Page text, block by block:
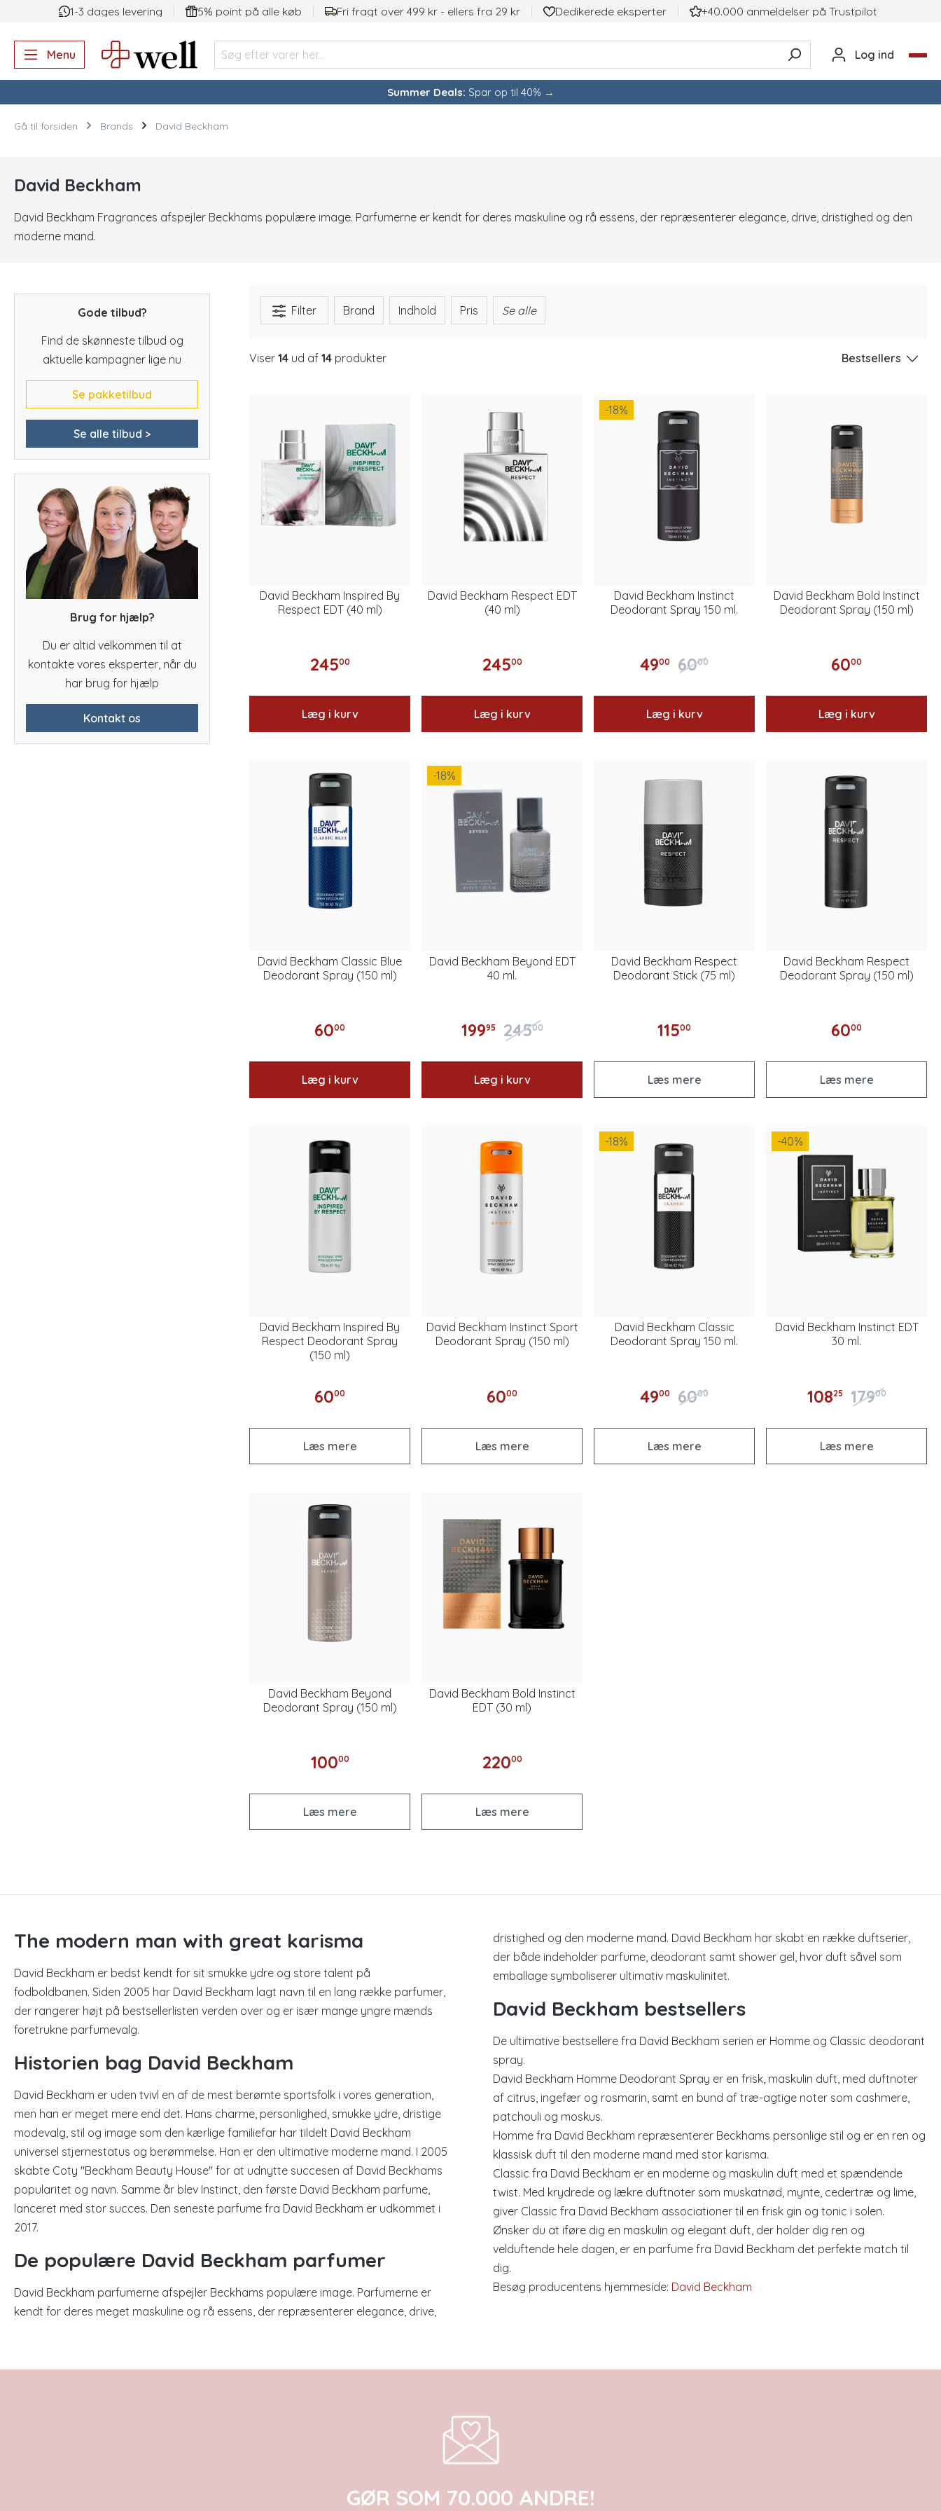
Gå til hovednavigation
1-3 dages levering 5% point på alle køb Fri fragt over 499 kr - ellers fra 29 kr Dedikerede eksperter +40.000 anmeldelser på TrustpiIot
Menu Log ind
Summer Deals: Spar op til 40% →
Gå til forsiden Brands David Beckham
David Beckham
David Beckham Fragrances afspejler Beckhams populære image. Parfumerne er kendt for deres maskuline og rå essens, der repræsenterer elegance, drive, dristighed og den
moderne mand.
Gode tilbud?
Find de skønneste tilbud og
aktuelle kampagner lige nu
Se pakketilbud
Se alle tilbud >
Brug for hjælp?
Du er altid velkommen til at
kontakte vores eksperter, når du
har brug for hjælp
Kontakt os
Filter Brand Indhold Pris Se alle
Viser 14 ud af 14 produkter Bestsellers
David Beckham Inspired By
Respect EDT (40 ml)
24500
Læg i kurv
David Beckham Respect EDT
(40 ml)
24500
Læg i kurv
-18%
David Beckham Instinct
Deodorant Spray 150 ml.
4900 6000
Læg i kurv
David Beckham Bold Instinct
Deodorant Spray (150 ml)
6000
Læg i kurv
David Beckham Classic Blue
Deodorant Spray (150 ml)
6000
Læg i kurv
-18%
David Beckham Beyond EDT
40 ml.
19995 24500
Læg i kurv
David Beckham Respect
Deodorant Stick (75 ml)
11500
Læs mere
David Beckham Respect
Deodorant Spray (150 ml)
6000
Læs mere
David Beckham Inspired By
Respect Deodorant Spray
(150 ml)
6000
Læs mere
David Beckham Instinct Sport
Deodorant Spray (150 ml)
6000
Læs mere
-18%
David Beckham Classic
Deodorant Spray 150 ml.
4900 6000
Læs mere
-40%
David Beckham Instinct EDT
30 ml.
10825 17900
Læs mere
David Beckham Beyond
Deodorant Spray (150 ml)
10000
Læs mere
David Beckham Bold Instinct
EDT (30 ml)
22000
Læs mere
The modern man with great karisma
David Beckham er bedst kendt for sit smukke ydre og store talent på
fodboldbanen. Siden 2005 har David Beckham lagt navn til en lang række parfumer,
der rangerer højt på bestsellerlisten verden over og er især mange yngre mænds
foretrukne parfumevalg.
Historien bag David Beckham
David Beckham er uden tvivl en af de mest berømte sportsfolk i vores generation,
men han er meget mere end det. Hans charme, personlighed, smukke ydre, dristige
modevalg, stil og image som den kærlige familiefar har tildelt David Beckham
universel stjernestatus og berømmelse. Han er den ultimative moderne mand. I 2005
skabte Coty "Beckham Beauty House" for at udnytte succesen af David Beckhams
popularitet og navn. Samme år blev Instinct, den første David Beckham parfume,
lanceret med stor succes. Den seneste parfume fra David Beckham er udkommet i
2017.
De populære David Beckham parfumer
David Beckham parfumerne afspejler Beckhams populære image. Parfumerne er
kendt for deres meget maskuline og rå essens, der repræsenterer elegance, drive,
dristighed og den moderne mand. David Beckham har skabt en række duftserier,
der både indeholder parfume, deodorant samt shower gel, hvor duft såvel som
emballage symboliserer ultimativ maskulinitet.
David Beckham bestsellers
De ultimative bestsellere fra David Beckham serien er Homme og Classic deodorant
spray.
David Beckham Homme Deodorant Spray er en frisk, maskulin duft, med duftnoter
af citrus, ingefær og rosmarin, samt en bund af træ-agtige noter som cashmere,
patchouli og moskus.
Homme fra David Beckham repræsenterer Beckhams personlige stil og er en ren og
klassisk duft til den moderne mand med stor karisma.
Classic fra David Beckham er en moderne og maskulin duft med et spændende
twist. Med krydrede og lækre duftnoter som muskatnød, mynte, cedertræ og lime,
giver Classic fra David Beckham associationer til en frisk gin og tonic i solen.
Ønsker du at iføre dig en maskulin og elegant duft, der holder dig ren og
velduftende hele dagen, er en parfume fra David Beckham det perfekte match til
dig.
Besøg producentens hjemmeside: David Beckham
GØR SOM 70.000 ANDRE!